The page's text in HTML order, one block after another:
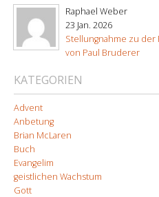
Raphael Weber
23 Jan. 2026
Stellungnahme zu der
von Paul Bruderer
KATEGORIEN
Advent
Anbetung
Brian McLaren
Buch
Evangelim
geistlichen Wachstum
Gott